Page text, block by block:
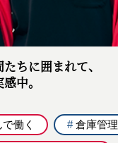
ちに囲まれて、
中。
働く #倉庫管理